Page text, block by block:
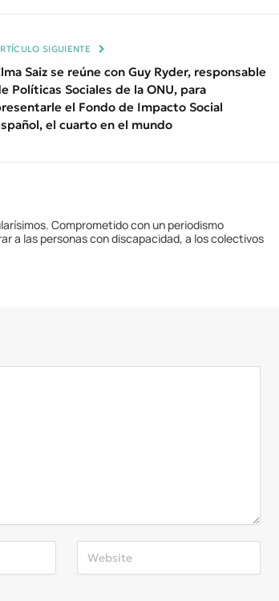
SIGUIENTE
Saiz se reúne con Guy Ryder, responsable
Políticas Sociales de la ONU, para
el Fondo de Impacto Social
el cuarto en el mundo
Comprometido con un periodismo
a las personas con discapacidad, a los colectivos